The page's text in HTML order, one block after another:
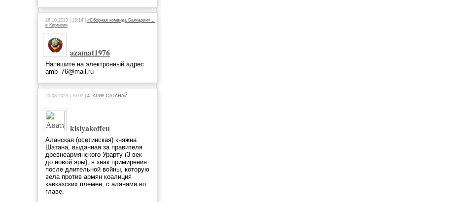
26.10.2023 | 15:14 | «Сборная команда Балкарии»…
в Киргизии
azamat1976
Напишите на электронный адрес
amb_76@mail.ru
25.08.2023 | 19:07 | 4. АРИУ САТАНАЙ
kislyakoffeu
Аланская (осетинская) княжна
Шатана, выданная за правителя
древнеармянского Урарту (3 век
до новой эры), в знак примирения
после длительной войны, которую
вела против армян коалиция
кавказских племен, с аланами во
главе.